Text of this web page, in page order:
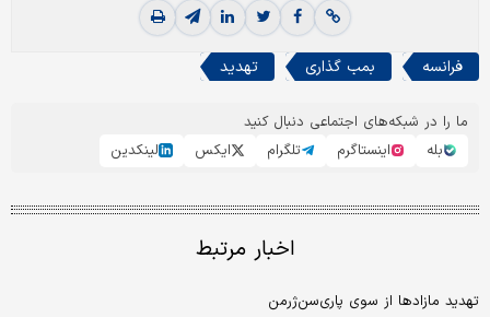
فرانسه بمب گذاری تهدید
ما را در شبکه‌های اجتماعی دنبال کنید
بله
اینستاگرم تلگرام ایکس لینکدین
اخبار مرتبط
تهدید مازادها از سوی پاری‌‌سن‌‌ژرمن